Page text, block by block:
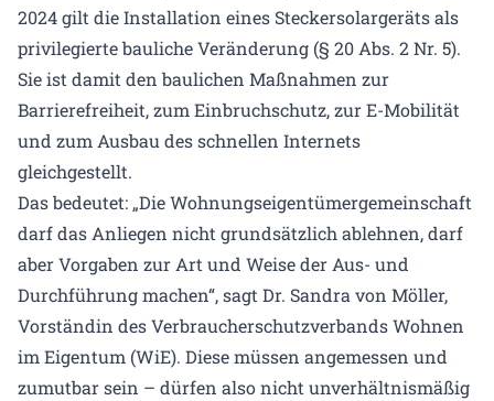
2024 gilt die Installation eines Steckersolargeräts als
privilegierte bauliche Veränderung (§ 20 Abs. 2 Nr. 5).
Sie ist damit den baulichen Maßnahmen zur
Barrierefreiheit, zum Einbruchschutz, zur E-Mobilität
und zum Ausbau des schnellen Internets
gleichgestellt.
Das bedeutet: „Die Wohnungseigentümergemeinschaft
darf das Anliegen nicht grundsätzlich ablehnen, darf
aber Vorgaben zur Art und Weise der Aus- und
Durchführung machen“, sagt Dr. Sandra von Möller,
Vorständin des Verbraucherschutzverbands Wohnen
im Eigentum (WiE). Diese müssen angemessen und
zumutbar sein – dürfen also nicht unverhältnismäßig